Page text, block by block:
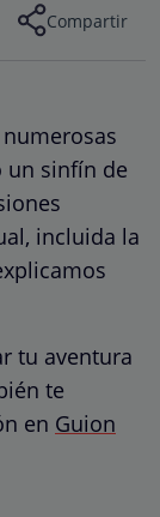
Compartir
sinfín de
incluida la
tu aventura
te
en Guion